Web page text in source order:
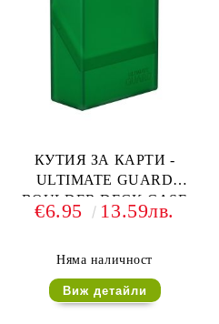
КУТИЯ ЗА КАРТИ -
ULTIMATE GUARD
BOULDER DECK CASE
(за LCG, TCG и др) 40+ -
€6.95 13.59лв.
Няма наличност
Виж детайли